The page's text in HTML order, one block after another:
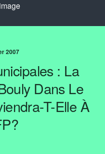
2007
: La
Dans Le
T-Elle À